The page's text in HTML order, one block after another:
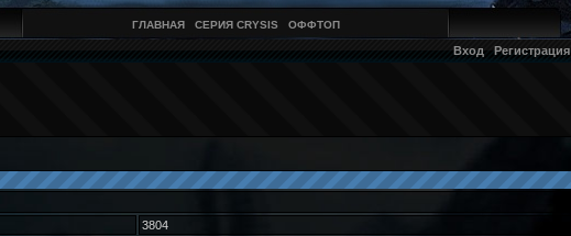
ГЛАВНАЯ СЕРИЯ CRYSIS ОФФТОП
Вход Регистрация
3804